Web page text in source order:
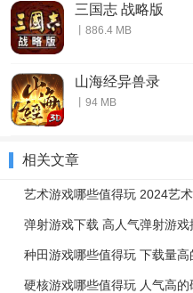
三国志 战略版
丨886.4 MB
山海经异兽录
丨94 MB
相关文章
艺术游戏哪些值得玩 2024艺
弹射游戏下载 高人气弹射游戏
种田游戏哪些值得玩 下载量
硬核游戏哪些值得玩 人气高的